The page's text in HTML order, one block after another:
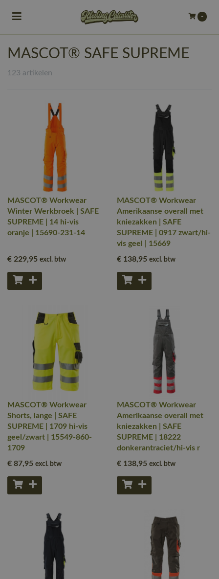
(Bedrukken)
(Borduren)
Toggle navigation -
MASCOT® SAFE SUPREME
123 artikelen
MASCOT® Workwear
Winter Werkbroek | SAFE
SUPREME | 14 hi-vis
oranje | 15690-231-14
€ 229,95 excl. btw
MASCOT® Workwear
Amerikaanse overall met
kniezakken | SAFE
SUPREME | 0917 zwart/hi-
vis geel | 15669
€ 138,95 excl. btw
MASCOT® Workwear
Shorts, lange | SAFE
SUPREME | 1709 hi-vis
geel/zwart | 15549-860-
1709
€ 87,95 excl. btw
MASCOT® Workwear
Amerikaanse overall met
kniezakken | SAFE
SUPREME | 18222
donkerantraciet/hi-vis r
€ 138,95 excl. btw